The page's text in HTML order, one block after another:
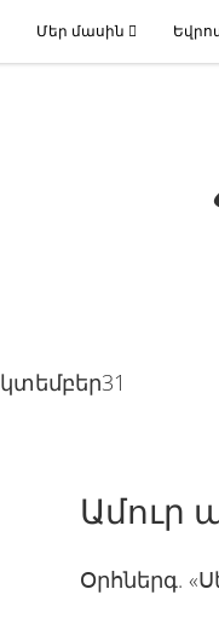
Մեր մասին
Ամուր
Օրհներգ.